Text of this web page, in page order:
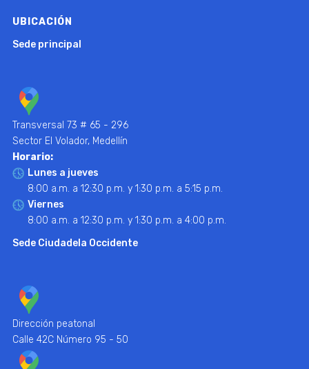
UBICACIÓN
Sede principal
Transversal 73 # 65 - 296
Sector El Volador, Medellín
Horario:
Lunes a jueves
8:00 a.m. a 12:30 p.m. y 1:30 p.m. a 5:15 p.m.
Viernes
8:00 a.m. a 12:30 p.m. y 1:30 p.m. a 4:00 p.m.
Sede Ciudadela Occidente
Dirección peatonal
Calle 42C Número 95 - 50